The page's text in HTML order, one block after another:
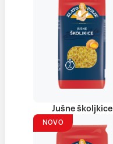
Jušne školjkice
NOVO